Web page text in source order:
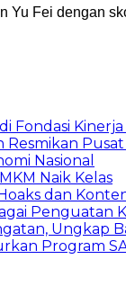
Yu Fei dengan
Fondasi
Nasional
Naik Kelas
dan
Ungkap
Program